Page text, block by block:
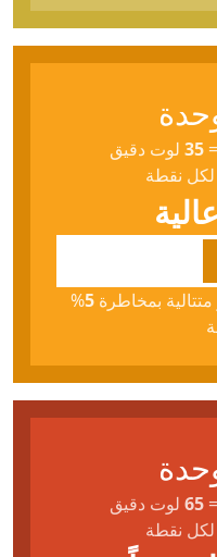
=
35 لوت دقيق
لكل نقطة
5
%
=
65 لوت دقيق
لكل نقطة